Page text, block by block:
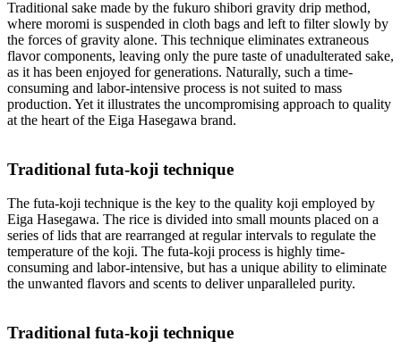
Traditional sake made by the fukuro shibori gravity drip method,
where moromi is suspended in cloth bags and left to filter slowly by
the forces of gravity alone. This technique eliminates extraneous
flavor components, leaving only the pure taste of unadulterated sake,
as it has been enjoyed for generations. Naturally, such a time-
consuming and labor-intensive process is not suited to mass
production. Yet it illustrates the uncompromising approach to quality
at the heart of the Eiga Hasegawa brand.
Traditional futa-koji technique
The futa-koji technique is the key to the quality koji employed by
Eiga Hasegawa. The rice is divided into small mounts placed on a
series of lids that are rearranged at regular intervals to regulate the
temperature of the koji. The futa-koji process is highly time-
consuming and labor-intensive, but has a unique ability to eliminate
the unwanted flavors and scents to deliver unparalleled purity.
Traditional futa-koji technique